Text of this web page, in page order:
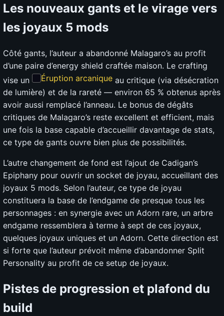
Les nouveaux gants et le virage vers
les joyaux 5 mods
Côté gants, l’auteur a abandonné Malagaro’s au profit
d’une paire d’energy shield craftée maison. Le crafting
vise un
Éruption arcanique au critique (via désécration
de lumière) et de la rareté — environ 65 % obtenus après
avoir aussi remplacé l’anneau. Le bonus de dégâts
critiques de Malagaro’s reste excellent et efficient, mais
une fois la base capable d’accueillir davantage de stats,
ce type de gants ouvre bien plus de possibilités.
L’autre changement de fond est l’ajout de Cadigan’s
Epiphany pour ouvrir un socket de joyau, accueillant des
joyaux 5 mods. Selon l’auteur, ce type de joyau
constituera la base de l’endgame de presque tous les
personnages : en synergie avec un Adorn rare, un arbre
endgame ressemblera à terme à sept de ces joyaux,
quelques joyaux uniques et un Adorn. Cette direction est
si forte que l’auteur prévoit même d’abandonner Split
Personality au profit de ce setup de joyaux.
Pistes de progression et plafond du
build